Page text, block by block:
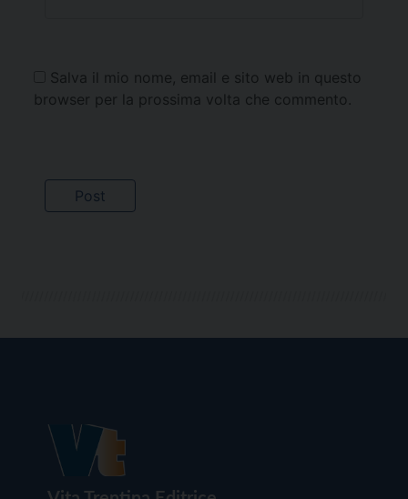
Salva il mio nome, email e sito web in questo
browser per la prossima volta che commento.